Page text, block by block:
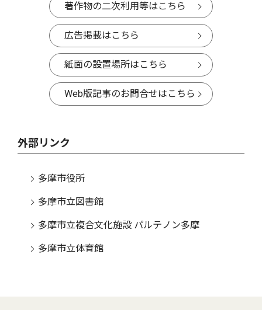
著作物の二次利用等はこちら
広告掲載はこちら
紙面の設置場所はこちら
Web版記事のお問合せはこちら
外部リンク
多摩市役所
多摩市立図書館
多摩市立複合文化施設 パルテノン多摩
多摩市立体育館